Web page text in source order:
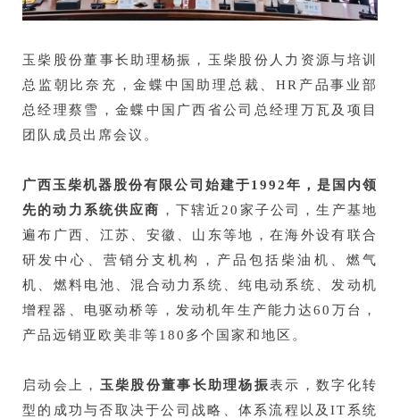
玉柴股份董事长助理杨振，玉柴股份人力资源与培训
总监朝比奈充，金蝶中国助理总裁、HR产品事业部
总经理蔡雪，金蝶中国广西省公司总经理万瓦及项目
团队成员出席会议。
广西玉柴机器股份有限公司始建于1992年，是国内领
先的动力系统供应商 ，下辖近20家子公司，生产基地
遍布广西、江苏、安徽、山东等地，在海外设有联合
研发中心、营销分支机构，产品包括柴油机、燃气
机、燃料电池、混合动力系统、纯电动系统、发动机
增程器、电驱动桥等，发动机年生产能力达60万台，
产品远销亚欧美非等180多个国家和地区。
启动会上， 玉柴股份董事长助理杨振表示，数字化转
型的成功与否取决于公司战略、体系流程以及IT系统